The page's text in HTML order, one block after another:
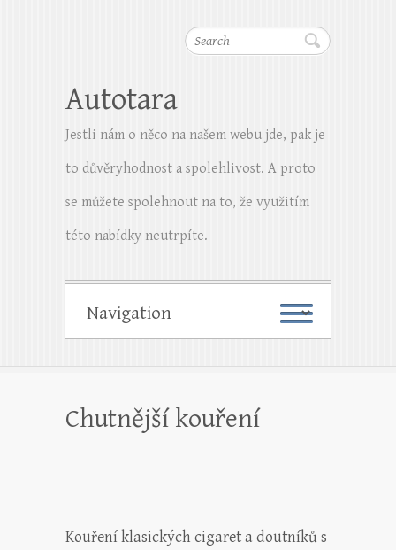
Search
Autotara
Jestli nám o něco na našem webu jde, pak je
to důvěryhodnost a spolehlivost. A proto
se můžete spolehnout na to, že využitím
této nabídky neutrpíte.
Chutnější kouření
Kouření klasických cigaret a doutníků s